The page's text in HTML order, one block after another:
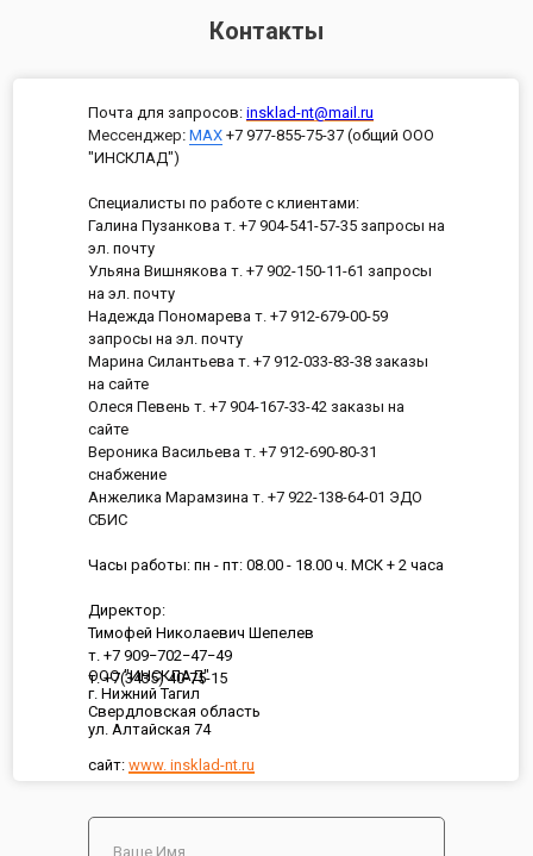
Контакты
ООО "ИНСКЛАД"
г. Нижний Тагил
Свердловская область
ул. Алтайская 74
сайт: www. insklad-nt.ru
Почта для запросов: insklad-nt@mail.ru
Мессенджер: MAX +7 977-855-75-37 (общий ООО
"ИНСКЛАД")
Специалисты по работе с клиентами:
Галина Пузанкова т. +7 904-541-57-35 запросы на
эл. почту
Ульяна Вишнякова т. +7 902-150-11-61 запросы
на эл. почту
Надежда Пономарева т. +7 912-679-00-59
запросы на эл. почту
Марина Силантьева т. +7 912-033-83-38 заказы
на сайте
Олеся Певень т. +7 904-167-33-42 заказы на
сайте
Вероника Васильева т. +7 912-690-80-31
снабжение
Анжелика Марамзина т. +7 922-138-64-01 ЭДО
СБИС
Часы работы: пн - пт: 08.00 - 18.00 ч. МСК + 2 часа
Директор:
Тимофей Николаевич Шепелев
т. +7 909−702−47−49
т. +7(3435) 40-75-15